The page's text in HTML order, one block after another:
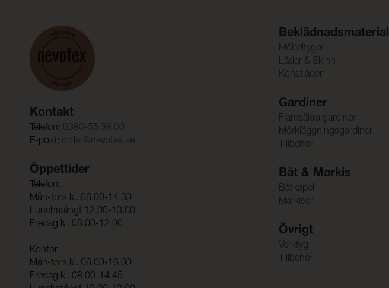
Kontakt
Telefon: 0380-55 38 00
E-post: order@nevotex.se
Öppettider
Telefon:
Mån-tors kl. 08.00-14.30
Lunchstängt 12.00-13.00
Fredag kl. 08.00-12.00
Kontor:
Mån-tors kl. 08.00-16.00
Fredag kl. 08.00-14.45
Beklädnadsmaterial
Möbeltyger
Läder & Skinn
Konstläder
Gardiner
Flamsäkra gardiner
Mörkläggningsgardiner
Tillbehör
Båt & Markis
Båtkapell
Markiser
Övrigt
Verktyg
Tillbehör